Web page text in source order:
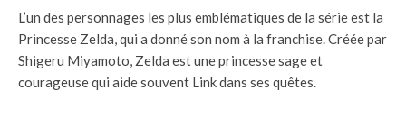
L’un des personnages les plus emblématiques de la série est la
Princesse Zelda, qui a donné son nom à la franchise. Créée par
Shigeru Miyamoto, Zelda est une princesse sage et
courageuse qui aide souvent Link dans ses quêtes.